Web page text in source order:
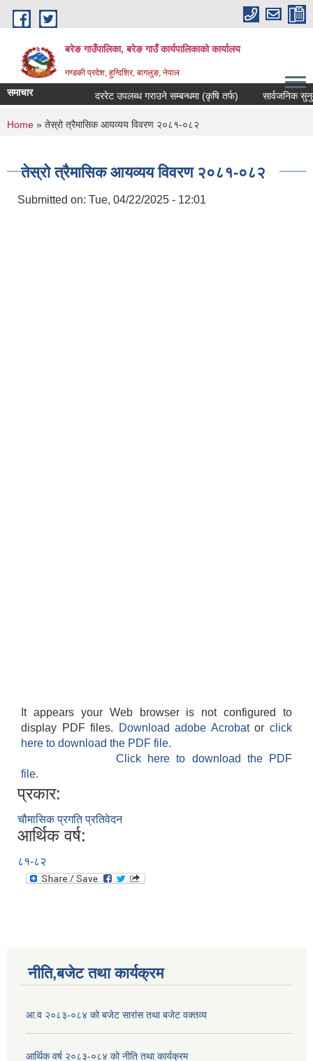
Skip to main content
बरेङ गाउँपालिका, बरेङ गाउँ कार्यपालिकाको कार्यालय
गण्डकी प्रदेश, हुग्दिशिर, बागलुङ, नेपाल
समाचार दररेट उपलब्ध गराउने सम्बन्धमा (कृषि तर्फ) सार्वजनिक
You are here
Home » तेस्रो त्रैमासिक आयव्यय विवरण २०८१-०८२
तेस्रो त्रैमासिक आयव्यय विवरण २०८१-०८२
Submitted on: Tue, 04/22/2025 - 12:01
It appears your Web browser is not configured to
display PDF files.
Download adobe Acrobatorclick
here to download the PDF file.
Click here to download the PDF
file.
प्रकार:
चौमासिक प्रगति प्रतिवेदन
आर्थिक वर्ष:
८१-८२
नीति,बजेट तथा कार्यक्रम
आ.व २०८३-०८४ को बजेट सारांस तथा बजेट वक्तव्य
आर्थिक वर्ष २०८३-०८४ को नीति तथा कार्यक्रम